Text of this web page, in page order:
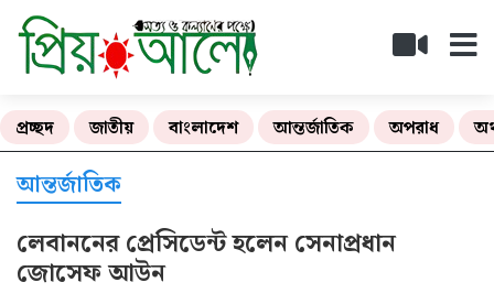
প্রচ্ছদ জাতীয় বাংলাদেশ আন্তর্জাতিক অপরাধ
আন্তর্জাতিক
লেবাননের প্রেসিডেন্ট হলেন সেনাপ্রধান
জোসেফ আউন